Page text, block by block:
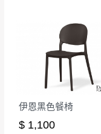
伊恩黑色餐椅
$ 1,100